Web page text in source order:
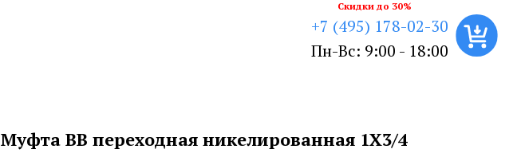
+7 (495) 178-02-30
Пн-Вс: 9:00 - 18:00
Скидки до 30%
Муфта ВВ переходная никелированная 1X3/4